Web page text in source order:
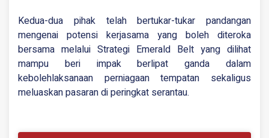
Kedua-dua pihak telah bertukar-tukar pandangan
mengenai potensi kerjasama yang boleh diteroka
bersama melalui Strategi Emerald Belt yang dilihat
mampu beri impak berlipat ganda dalam
kebolehlaksanaan perniagaan tempatan sekaligus
meluaskan pasaran di peringkat serantau.